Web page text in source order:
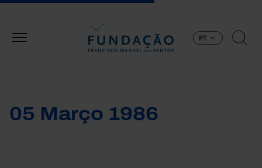
PT
05 Março 1986